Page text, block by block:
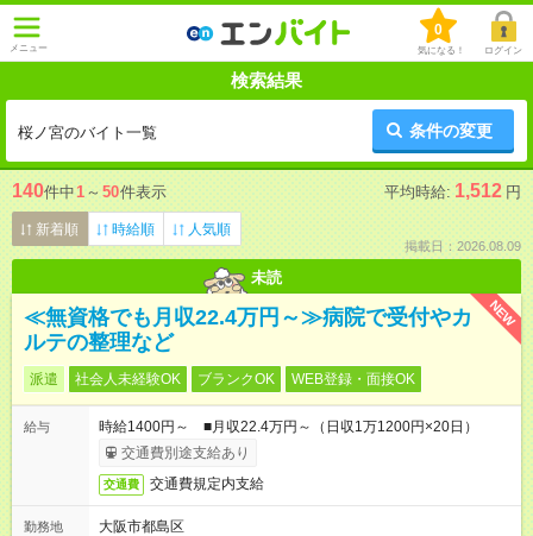
メニュー
0
気になる！ ログイン
検索結果
桜ノ宮のバイト一覧 条件の変更
140件中1 ～ 50件表示 平均時給: 1,512 円
新着順 時給順 人気順
掲載日：2026.08.09
未読
NEW
≪無資格でも月収22.4万円～≫病院で受付やカ
ルテの整理など
派遣 社会人未経験OK ブランクOK WEB登録・面接OK
給与
時給1400円～ ■月収22.4万円～（日収1万1200円×20日）
交通費別途支給あり
交通費 交通費規定内支給
勤務地
大阪市都島区